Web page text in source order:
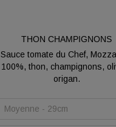
THON CHAMPIGNONS
Sauce tomate du Chef,
100%, thon, champignons,
origan.